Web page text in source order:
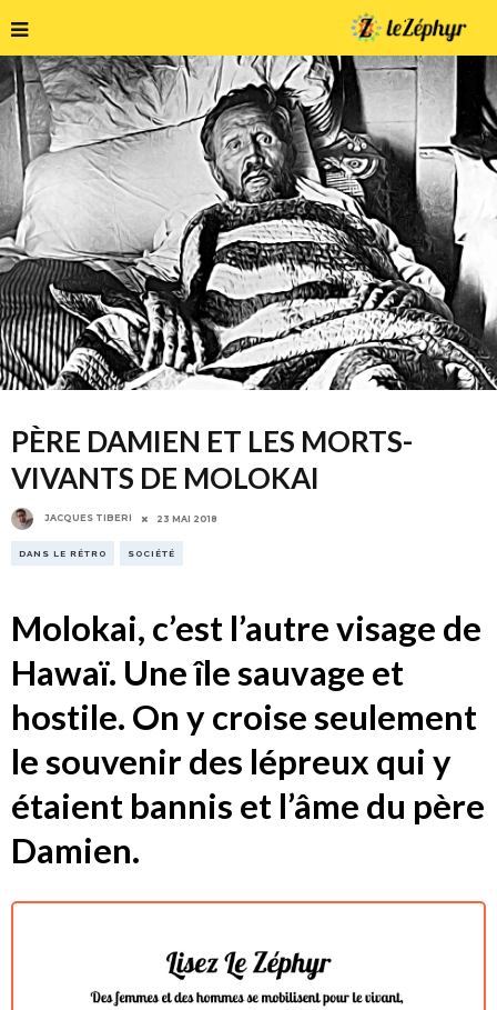
PÈRE DAMIEN ET LES MORTS-
VIVANTS DE MOLOKAI
JACQUES TIBERI 23 MAI 2018
DANS LE RÉTRO SOCIÉTÉ
Molokai, c’est l’autre visage de
Hawaï. Une île sauvage et
hostile. On y croise seulement
le souvenir des lépreux qui y
étaient bannis et l’âme du père
Damien.